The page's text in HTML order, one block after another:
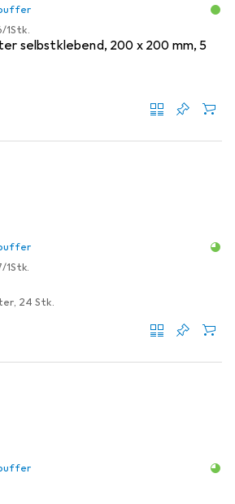
/1Stk.
selbstklebend, 200 x 200 mm, 5
/1Stk.
24 Stk.